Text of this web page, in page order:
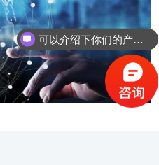
可以介绍下你们的产品么？